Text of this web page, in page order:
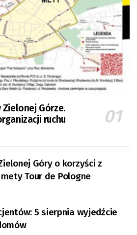
Zielonej Górze.
ruchu
Góry o korzyści z
Tour de Pologne
5 sierpnia wyjedźcie